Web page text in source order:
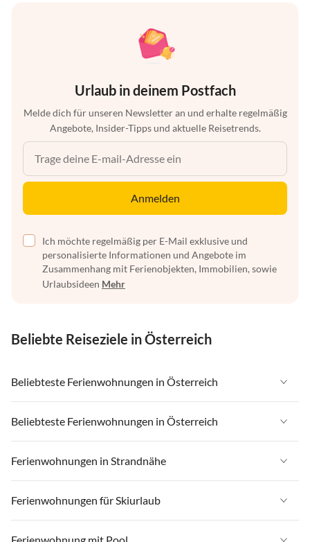
Urlaub in deinem Postfach
Melde dich für unseren Newsletter an und erhalte regelmäßig
Angebote, Insider-Tipps und aktuelle Reisetrends.
Anmelden
Ich möchte regelmäßig per E-Mail exklusive und
personalisierte Informationen und Angebote im
Zusammenhang mit Ferienobjekten, Immobilien, sowie
Urlaubsideen Mehr
Beliebte Reiseziele in Österreich
Beliebteste Ferienwohnungen in Österreich
Ferienwohnungen in Österreich
Ferienwohnungen in Tirol
Ferienwohnungen in Salzburger Land
Ferienwohnungen in Zell am See - Pinzgau
Beliebteste Ferienwohnungen in Österreich
Ferienwohnungen in Österreich
Ferienwohnungen in Tirol
Ferienwohnungen in Salzburger Land
Ferienwohnungen in Strandnähe
Ferienwohnungen in Strandnähe in Österreich
Ferienwohnungen in Strandnähe in Kärnten
Ferienwohnungen für Skiurlaub
Ferienwohnungen für Skiurlaub in Österreich